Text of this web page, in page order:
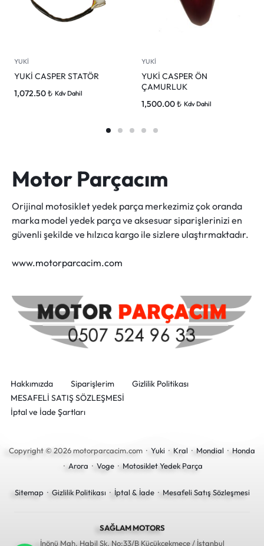
YUKİ
YUKİ CASPER STATÖR
1,072.50₺ Kdv Dahil
YUKİ
YUKİ CASPER ÖN
ÇAMURLUK
1,500.00₺ Kdv Dahil
Motor Parçacım
Orijinal motosiklet yedek parça merkezimiz çok oranda
marka model yedek parça ve aksesuar siparişlerinizi en
güvenli şekilde ve hılzıca kargo ile sizlere ulaştırmaktadır.
www.motorparcacim.com
Hakkımızda Siparişlerim
Gizlilik Politikası
MESAFELİ SATIŞ SÖZLEŞMESİ
İptal ve İade Şartları
Copyright © 2026 motorparcacim.com · Yuki · Kral · Mondial · Honda
· Arora · Voge· Motosiklet Yedek Parça
Sitemap · Gizlilik Politikası · İptal & İade· Mesafeli Satış Sözleşmesi
SAĞLAM MOTORS
İnönü Mah. Habil Sk. No:33/B Küçükçekmece / İstanbul